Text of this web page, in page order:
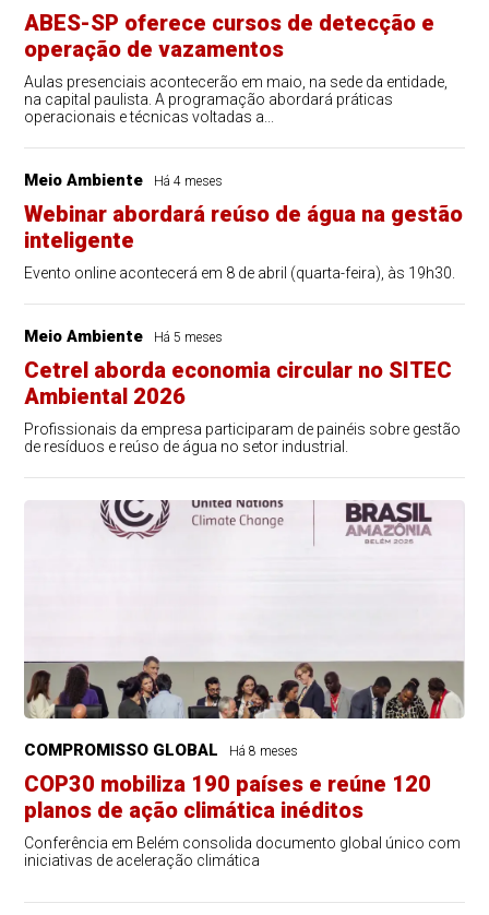
ABES-SP oferece cursos de detecção e
operação de vazamentos
Aulas presenciais acontecerão em maio, na sede da entidade,
na capital paulista. A programação abordará práticas
operacionais e técnicas voltadas a...
Meio Ambiente Há 4 meses
Webinar abordará reúso de água na gestão
inteligente
Evento online acontecerá em 8 de abril (quarta-feira), às 19h30.
Meio Ambiente Há 5 meses
Cetrel aborda economia circular no SITEC
Ambiental 2026
Profissionais da empresa participaram de painéis sobre gestão
de resíduos e reúso de água no setor industrial.
COMPROMISSO GLOBAL Há 8 meses
COP30 mobiliza 190 países e reúne 120
planos de ação climática inéditos
Conferência em Belém consolida documento global único com
iniciativas de aceleração climática